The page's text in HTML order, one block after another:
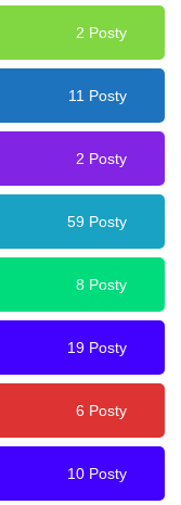
2 Posty
11 Posty
2 Posty
59 Posty
8 Posty
19 Posty
6 Posty
10 Posty